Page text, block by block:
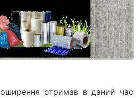
отримав в даний час